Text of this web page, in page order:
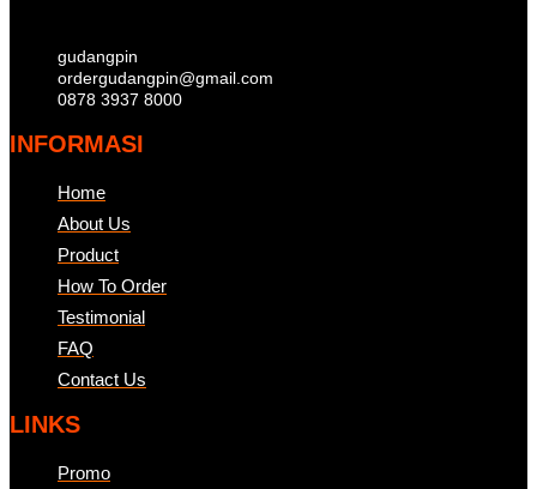
gudangpin
ordergudangpin@gmail.com
0878 3937 8000
INFORMASI
Home
About Us
Product
How To Order
Testimonial
FAQ
Contact Us
LINKS
Promo